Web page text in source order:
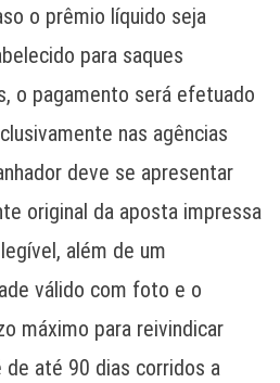
o prêmio líquido seja
para saques
o pagamento será efetuado
nas agências
deve se apresentar
original da aposta impressa
além de um
válido com foto e o
máximo para reivindicar
de até 90 dias corridos a